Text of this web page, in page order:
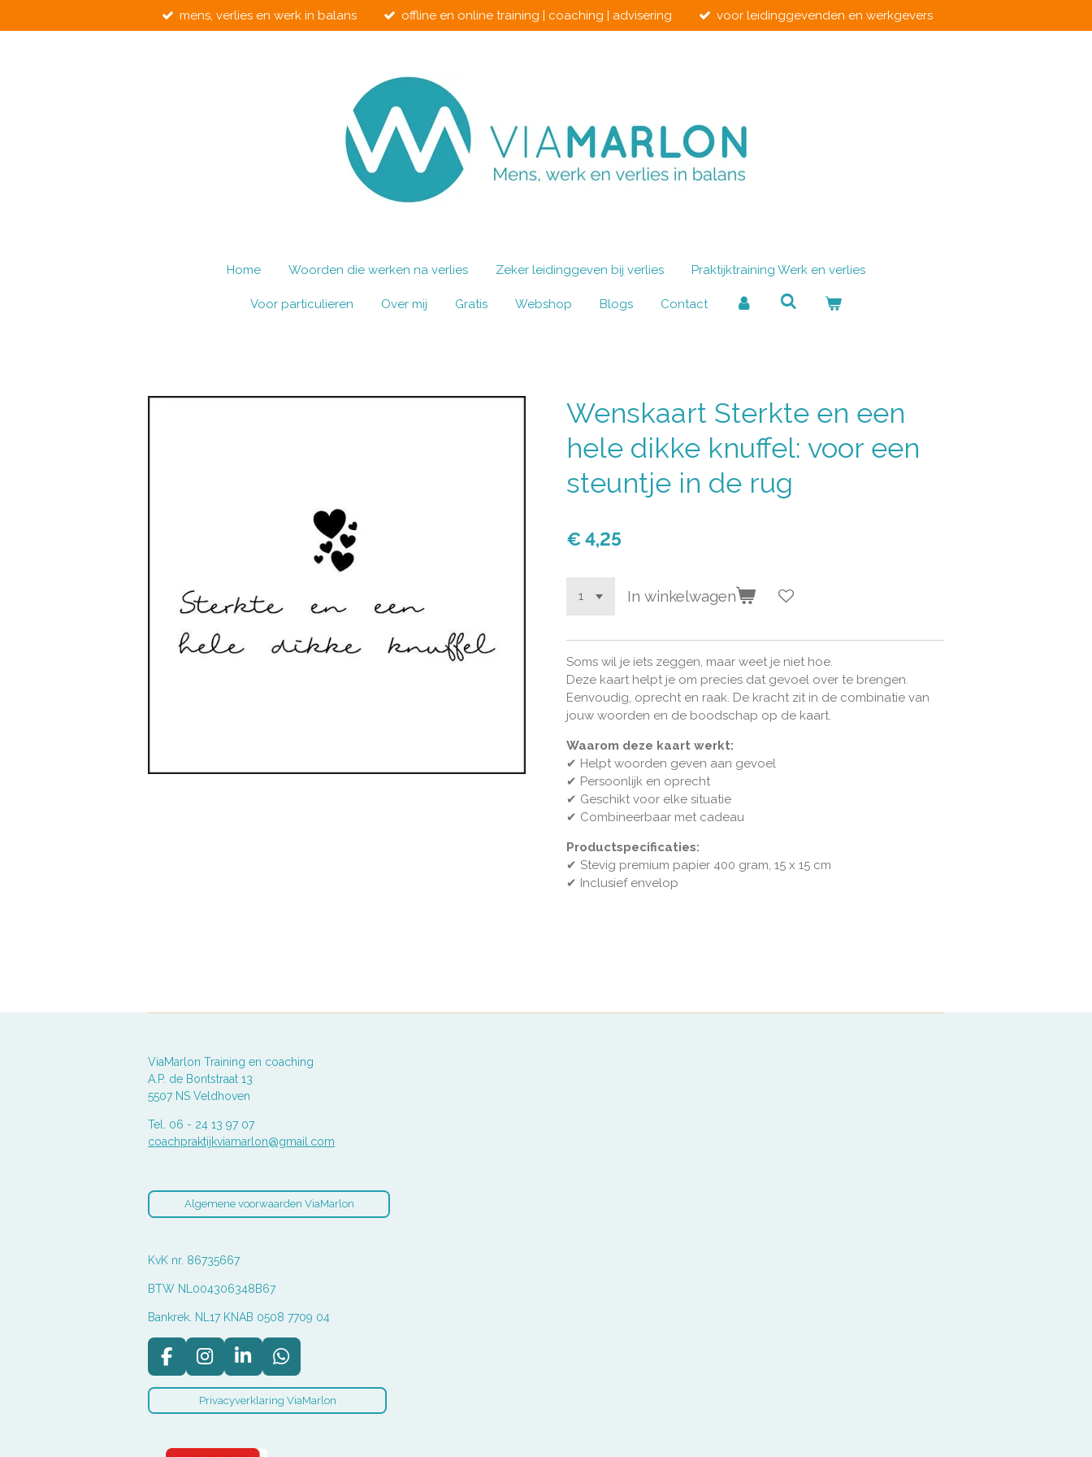
direct
mens, verlies en werk in balans offline en online training | coaching | advisering voor leidinggevenden en werkgevers
Home Woorden die werken na verlies Zeker leidinggeven bij verlies Praktijktraining Werk en verlies
Voor particulieren Over mij Gratis Webshop Blogs Contact
Wenskaart Sterkte en een
hele dikke knuffel: voor een
steuntje in de rug
€ 4,25
In winkelwagen
Soms wil je iets zeggen, maar weet je niet hoe.
Deze kaart helpt je om precies dat gevoel over te brengen.
Eenvoudig, oprecht en raak. De kracht zit in de combinatie van
jouw woorden en de boodschap op de kaart.
Waarom deze kaart werkt:
✔ Helpt woorden geven aan gevoel
✔ Persoonlijk en oprecht
✔ Geschikt voor elke situatie
✔ Combineerbaar met cadeau
Productspecificaties:
✔ Stevig premium papier 400 gram, 15 x 15 cm
✔ Inclusief envelop
ViaMarlon Training en coaching
A.P. de Bontstraat 13
5507 NS Veldhoven
Tel. 06 - 24 13 97 07
coachpraktijkviamarlon@gmail.com
Algemene voorwaarden ViaMarlon
KvK nr. 86735667
BTW NL004306348B67
Bankrek. NL17 KNAB 0508 7709 04
F
a
e
I
n
s
t
L
i
n
k
W
h
a
t
Privacyverklaring ViaMarlon